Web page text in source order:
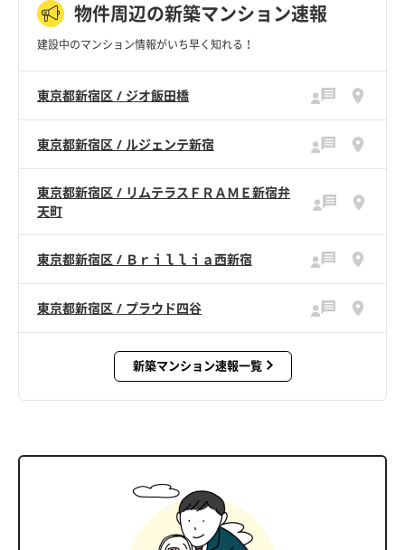
物件周辺の新築マンション速報
建設中のマンション情報がいち早く知れる！
東京都新宿区 / ジオ飯田橋
東京都新宿区 / ルジェンテ新宿
東京都新宿区 / リムテラスＦＲＡＭＥ新宿弁
天町
東京都新宿区 / Ｂｒｉｌｌｉａ西新宿
東京都新宿区 / プラウド四谷
新築マンション速報一覧